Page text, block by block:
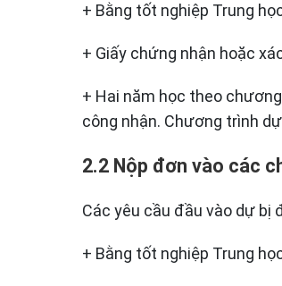
+ Bằng tốt nghiệp Trung
+ Giấy chứng nhận hoặc
+ Hai năm học theo
công nhận. Chương trình
2.2 Nộp đơn vào các
Các yêu cầu đầu vào dự bị
+ Bằng tốt nghiệp Trung